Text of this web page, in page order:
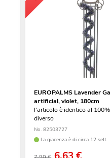
EUROPALMS Lavender
artificial, violet, 180cm
l'articolo è identico al
diverso
No. 82503727
La giacenza è di circa 12 sett.